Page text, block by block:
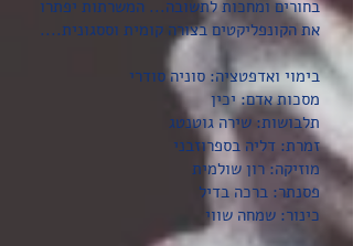
בחורים ומחכות לתשובה... המשרתות יפתרו
את הקונפליקטים בצורה קומית וססגונית....
בימוי ואדפטציה: סוניה סודרי
מסכות אדם: יכין
תלבושות: שירה גוטנטג
זמרת: דליה בספרוזבני
מוזיקה: רון שולמית
פסנתר: ברכה בדיל
כינור: שמחה שווי